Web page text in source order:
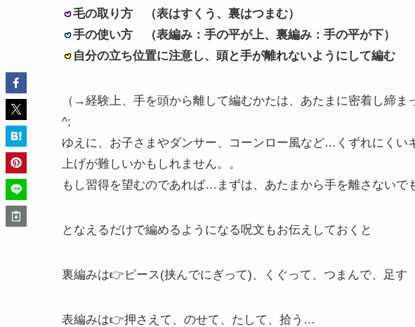
毛の取り方 （表はすくう、裏はつまむ）
手の使い方 （表編み：手の平が上、裏編み：手の平が下）
自分の立ち位置に注意し、頭と手が離れないようにして編む
（→経験上、手を頭から離して編むかたは、あたまに密着し締
^;
ゆえに、お子さまやダンサー、コーンロー風など…くずれにくい
上げが難しいかもしれません。。
もし習得を望むのであれば…まずは、あたまから手を離さないで
となえるだけで編めるようになる呪文もお伝えしておくと
裏編みは👉ピース(挟んでにぎって)、くぐって、つまんで、足す
表編みは👉押さえて、のせて、たして、拾う…